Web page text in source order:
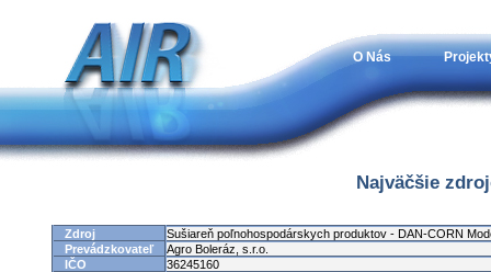
O Nás
Najväčšie
Zdroj
Sušiareň poľnohospodárskych produktov - DAN-CORN
Prevádzkovateľ
Agro Boleráz, s.r.o.
IČO
36245160